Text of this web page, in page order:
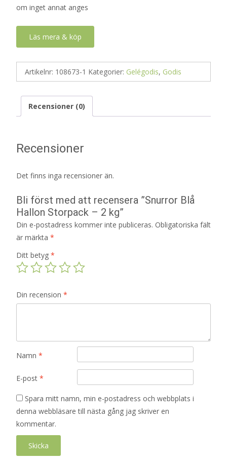
om inget annat anges
Läs mera & köp
Artikelnr: 108673-1 Kategorier: Gelégodis, Godis
Recensioner (0)
Recensioner
Det finns inga recensioner än.
Bli först med att recensera ”Snurror Blå
Hallon Storpack – 2 kg”
Din e-postadress kommer inte publiceras. Obligatoriska fält
är märkta *
Ditt betyg *
Din recension *
Namn *
E-post *
Spara mitt namn, min e-postadress och webbplats i
denna webbläsare till nästa gång jag skriver en
kommentar.